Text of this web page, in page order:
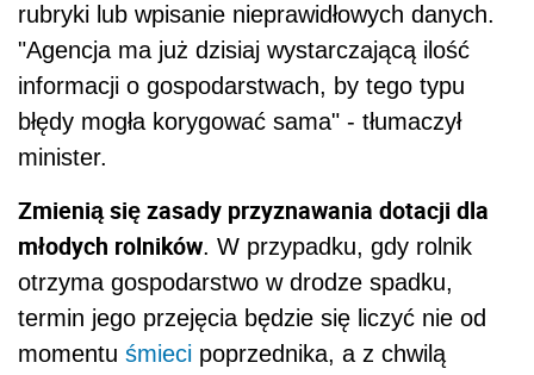
rubryki lub wpisanie nieprawidłowych danych.
"Agencja ma już dzisiaj wystarczającą ilość
informacji o gospodarstwach, by tego typu
błędy mogła korygować sama" - tłumaczył
minister.
Zmienią się zasady przyznawania dotacji dla
młodych rolników. W przypadku, gdy rolnik
otrzyma gospodarstwo w drodze spadku,
termin jego przejęcia będzie się liczyć nie od
momentu śmieci poprzednika, a z chwilą